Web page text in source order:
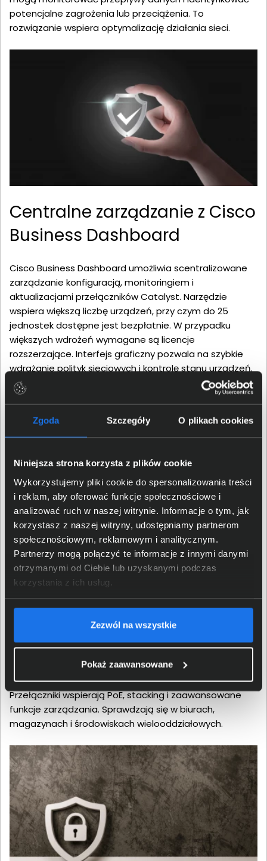
Zgoda Szczegóły O plikach cookies
Niniejsza strona korzysta z plików cookie
Wykorzystujemy pliki cookie do spersonalizowania treści
i reklam, aby oferować funkcje społecznościowe i
analizować ruch w naszej witrynie. Informacje o tym, jak
korzystasz z naszej witryny, udostępniamy partnerom
społecznościowym, reklamowym i analitycznym.
Partnerzy mogą połączyć te informacje z innymi danymi
otrzymanymi od Ciebie lub uzyskanymi podczas
korzystania z ich usług.
Zezwól na wszystkie
Pokaż zaawansowane
potencjalne zagrożenia lub przeciążenia. To
rozwiązanie wspiera optymalizację działania sieci.
Centralne zarządzanie z Cisco
Business Dashboard
Cisco Business Dashboard umożliwia scentralizowane
zarządzanie konfiguracją, monitoringiem i
aktualizacjami przełączników Catalyst. Narzędzie
wspiera większą liczbę urządzeń, przy czym do 25
jednostek dostępne jest bezpłatnie. W przypadku
większych wdrożeń wymagane są licencje
rozszerzające. Interfejs graficzny pozwala na szybkie
wdrażanie polityk sieciowych i kontrolę stanu urządzeń.
Obsługa funkcji Plug and Play umożliwia automatyczne
dodawanie nowych przełączników do infrastruktury.
wdrożenia i minimalizuje ryzyko błędów.
Skalowalność dla rosnących
organizacji
Catalyst 1300 to rozwiązanie dla firm, które planują
rozwój i potrzebują elastycznej infrastruktury.
Przełączniki wspierają PoE, stacking i zaawansowane
funkcje zarządzania. Sprawdzają się w biurach,
magazynach i środowiskach wielooddziałowych.